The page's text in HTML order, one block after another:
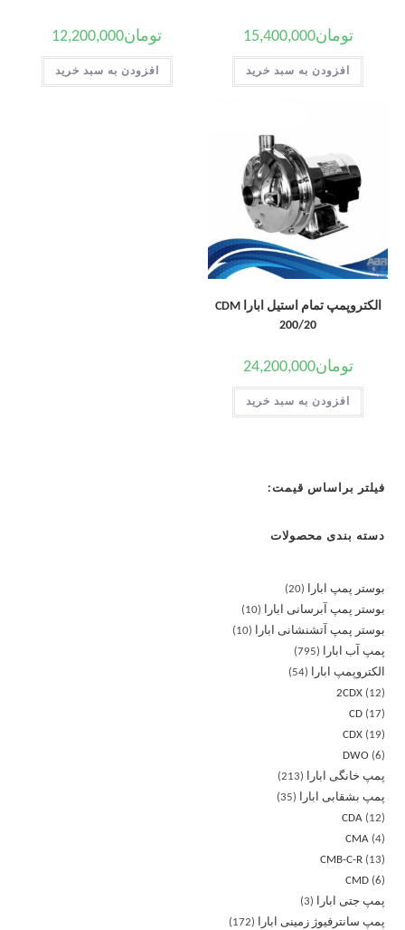
تومان15,400,000
افزودن به سبد خرید
تومان12,200,000
افزودن به سبد خرید
الکتروپمپ تمام استیل ابارا CDM
200/20
تومان24,200,000
افزودن به سبد خرید
فیلتر براساس قیمت:
دسته بندی محصولات
بوستر پمپ ابارا
20
بوستر پمپ آبرسانی ابارا
10
بوستر پمپ آتشنشانی ابارا
10
پمپ آب ابارا
795
الکتروپمپ ابارا
54
2CDX
12
CD
17
CDX
19
DWO
6
پمپ خانگی ابارا
213
پمپ بشقابی ابارا
35
CDA
12
CMA 4
CMB-C-R
13
CMD 6
پمپ جتی ابارا
3
پمپ سانترفیوژ زمینی ابارا
172